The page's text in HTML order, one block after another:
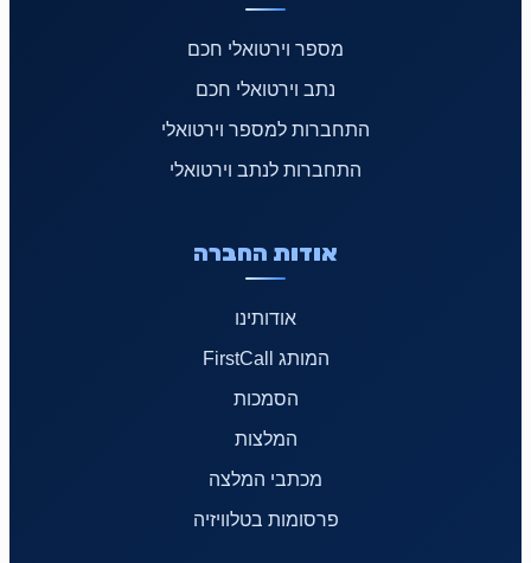
מספר וירטואלי חכם
נתב וירטואלי חכם
התחברות למספר וירטואלי
התחברות לנתב וירטואלי
אודות החברה
אודותינו
המותג FirstCall
הסמכות
המלצות
מכתבי המלצה
פרסומות בטלוויזיה